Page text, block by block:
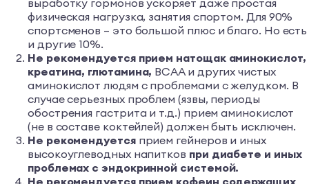
выработку гормонов ускоряет даже простая
физическая нагрузка, занятия спортом. Для 90%
спортсменов – это большой плюс и благо. Но есть
и другие 10%.
Не рекомендуется прием натощак аминокислот,
креатина, глютамина, BCAA и других чистых
аминокислот людям с проблемами с желудком. В
случае серьезных проблем (язвы, периоды
обострения гастрита и т.д.) прием аминокислот
(не в составе коктейлей) должен быть исключен.
Не рекомендуетсяприем гейнеров и иных
высокоуглеводных напитков при диабете и иных
проблемах с эндокринной системой.
Не рекомендуется прием кофеин содержащих